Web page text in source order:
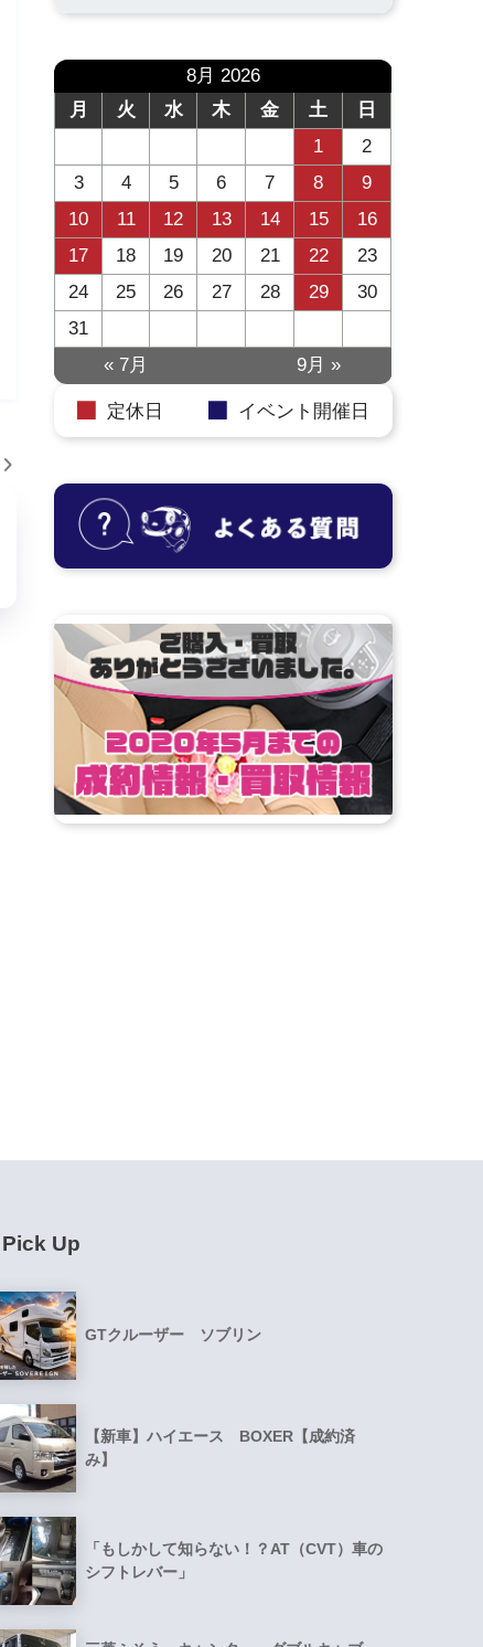
8月 2026
月
火 水 木 金 土
日
1
2
3
4 5 6 7 8
9
10
11 12 13 14 15
16
17
18 19 20 21 22
23
24
25 26 27 28 29
30
31
« 7月
9月 »
定休日 イベント開催日
Pick Up
GTクルーザー ソブリン
【新車】ハイエース BOXER【成約済
み】
「もしかして知らない！？AT（CVT）車の
シフトレバー」